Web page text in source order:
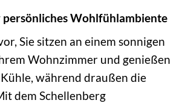
persönliches Wohlfühlambiente
Sie sitzen an einem sonnigen
Wohnzimmer und genießen
während draußen die
dem Schellenberg